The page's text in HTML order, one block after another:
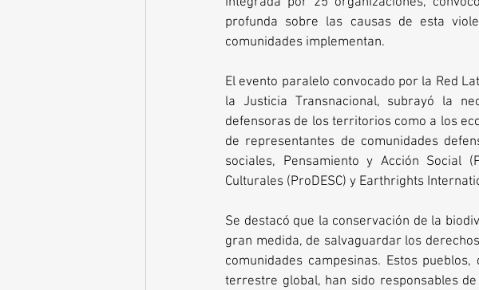
profunda sobre las causas de esta
comunidades implementan.
El evento paralelo convocado por la Red
la Justicia Transnacional, subrayó la
defensoras de los territorios como a los
de representantes de comunidades
sociales, Pensamiento y Acción Social
Culturales (ProDESC) y Earthrights
Se destacó que la conservación de la
gran medida, de salvaguardar los
comunidades campesinas. Estos
terrestre global, han sido responsables